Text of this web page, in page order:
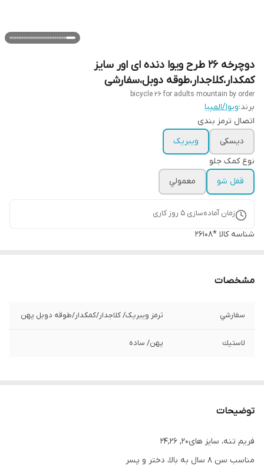
دوچرخه ۲۶ طرح ویوا دنده ای اور سایز
کمکدار،کلاجدار،طوقه دوبل،سفارشی
bicycle 26 for adults mountain by order
برند:ویوا/المپیا
اتصال ترمز بندی
دیسکی
ویبریک
نوع کمک جلو
قفل شو
معمولي
زمان آماده‌سازی 5 روز کاری
شناسه کالا *26108
مشخصات
سفارشي ترمز ویبریک/ کلاجدار/كمكدار/طوقه دوبل پهن
لاستيك پهن/ ساده
توضیحات
فریم تنه، سایز های20, 24,26
مناسب سن ٨ سال به بالا، دختر و پسر